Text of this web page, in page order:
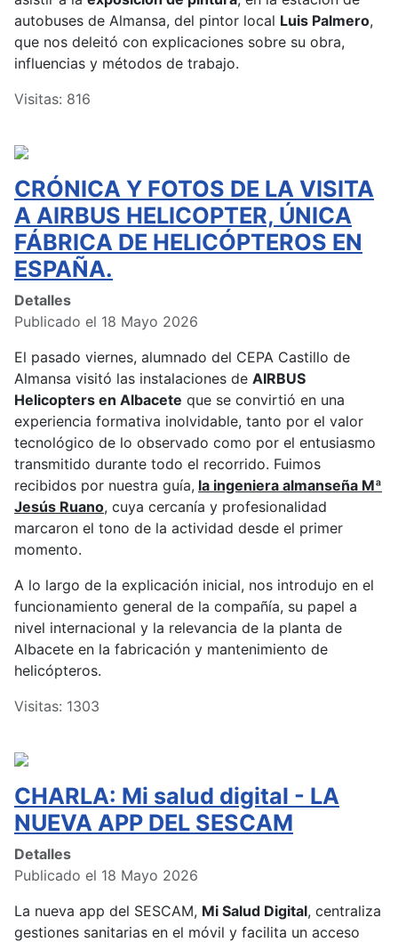
autobuses de Almansa, del pintor local Luis Palmero,
que nos deleitó con explicaciones sobre su obra,
influencias y métodos de trabajo.
Visitas: 816
CRÓNICA Y FOTOS DE LA VISITA
A AIRBUS HELICOPTER, ÚNICA
FÁBRICA DE HELICÓPTEROS EN
ESPAÑA.
Detalles
Publicado el 18 Mayo 2026
El pasado viernes, alumnado del CEPA Castillo de
Almansa visitó las instalaciones de AIRBUS
Helicopters en Albacete que se convirtió en una
experiencia formativa inolvidable, tanto por el valor
tecnológico de lo observado como por el entusiasmo
transmitido durante todo el recorrido. Fuimos
recibidos por nuestra guía, la ingeniera almanseña Mª
Jesús Ruano, cuya cercanía y profesionalidad
marcaron el tono de la actividad desde el primer
momento.
A lo largo de la explicación inicial, nos introdujo en el
funcionamiento general de la compañía, su papel a
nivel internacional y la relevancia de la planta de
Albacete en la fabricación y mantenimiento de
helicópteros.
Visitas: 1303
CHARLA: Mi salud digital - LA
NUEVA APP DEL SESCAM
Detalles
Publicado el 18 Mayo 2026
La nueva app del SESCAM, Mi Salud Digital, centraliza
gestiones sanitarias en el móvil y facilita un acceso